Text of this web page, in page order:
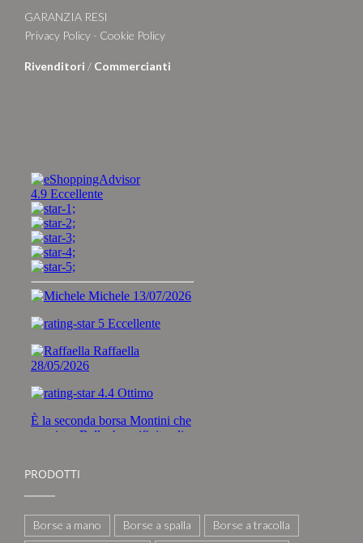
GARANZIA RESI
Privacy Policy - Cookie Policy
Rivenditori / Commercianti
PRODOTTI
Borse a mano Borse a spalla
Borse a tracolla